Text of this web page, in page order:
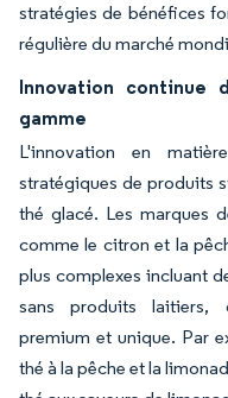
stratégies de bénéfices
régulière du marché
Innovation continue
gamme
L'innovation en
stratégiques de produits
thé glacé. Les marques
comme le citron et la
plus complexes incluant
sans produits laitiers,
premium et unique. Par
thé à la pêche et la